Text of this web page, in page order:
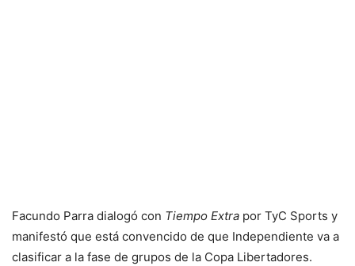
Facundo Parra dialogó con Tiempo Extra por TyC Sports y
manifestó que está convencido de que Independiente va a
clasificar a la fase de grupos de la Copa Libertadores.